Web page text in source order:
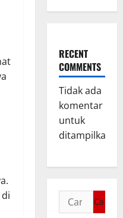
RECENT
COMMENTS
Tidak ada
komentar
untuk
ditampilkan.